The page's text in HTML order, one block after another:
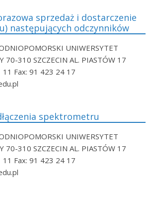
sprzedaż i dostarczenie
następujących odczynników
UNIWERSYTET
70-310 SZCZECIN AL. PIASTÓW 17
Fax: 91 423 24 17
spektrometru
UNIWERSYTET
70-310 SZCZECIN AL. PIASTÓW 17
Fax: 91 423 24 17